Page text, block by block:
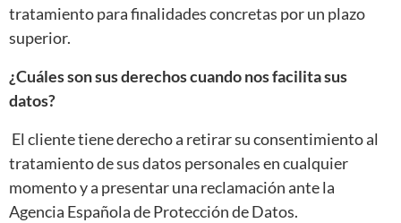
tratamiento para finalidades concretas por un plazo
superior.
¿Cuáles son sus derechos cuando nos facilita sus
datos?
El cliente tiene derecho a retirar su consentimiento al
tratamiento de sus datos personales en cualquier
momento y a presentar una reclamación ante la
Agencia Española de Protección de Datos.